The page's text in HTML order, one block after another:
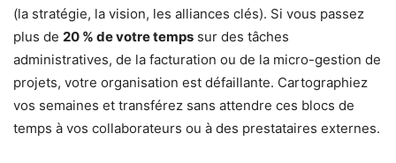
(la stratégie, la vision, les alliances clés). Si vous passez
plus de 20 % de votre temps sur des tâches
administratives, de la facturation ou de la micro-gestion de
projets, votre organisation est défaillante. Cartographiez
vos semaines et transférez sans attendre ces blocs de
temps à vos collaborateurs ou à des prestataires externes.